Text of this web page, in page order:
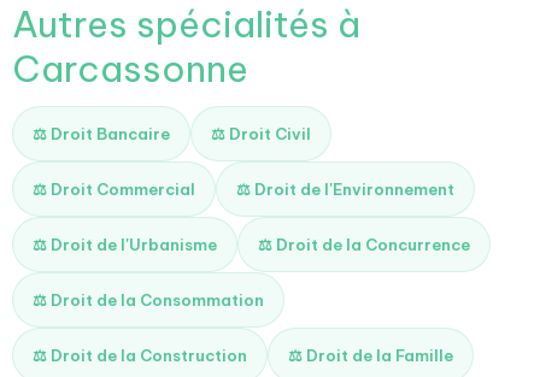
Autres spécialités à
Carcassonne
⚖️ Droit Bancaire ⚖️ Droit Civil
⚖️ Droit Commercial ⚖️ Droit de l'Environnement
⚖️ Droit de l'Urbanisme ⚖️ Droit de la Concurrence
⚖️ Droit de la Consommation
⚖️ Droit de la Construction ⚖️ Droit de la Famille